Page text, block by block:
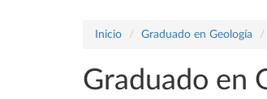
Inicio Graduado en Geología
Graduado en